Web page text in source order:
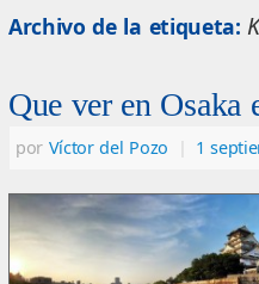
Archivo de la etiqueta:
Que ver en Osaka
por Víctor del Pozo 1